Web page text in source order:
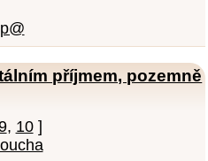
příjmem, pozemně
, 10]